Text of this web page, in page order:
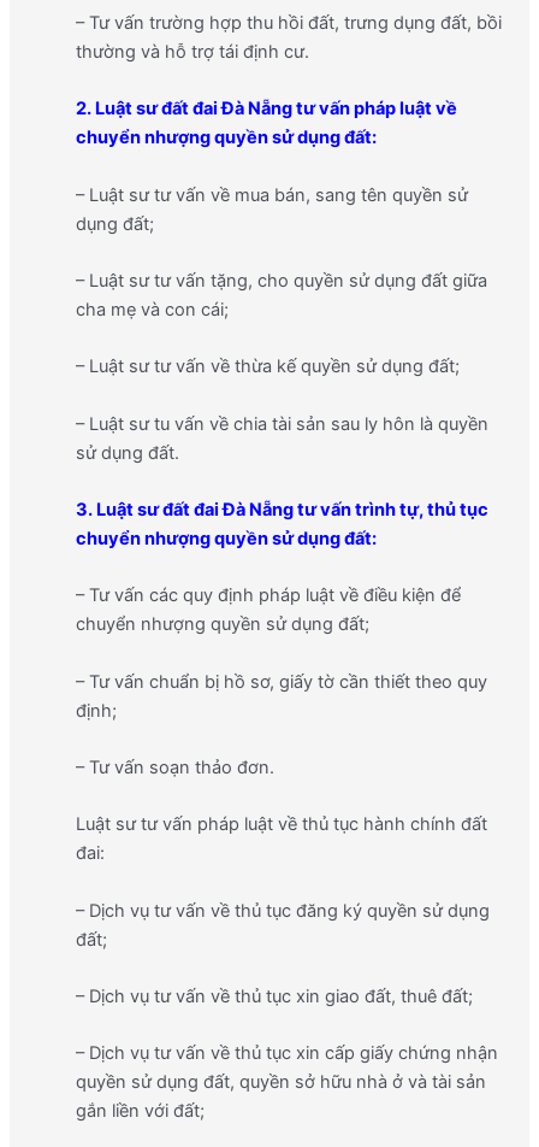
– Tư vấn trường hợp thu hồi đất, trưng dụng đất, bồi
thường và hỗ trợ tái định cư.
2. Luật sư đất đai Đà Nẵng tư vấn pháp luật về
chuyển nhượng quyền sử dụng đất:
– Luật sư tư vấn về mua bán, sang tên quyền sử
dụng đất;
– Luật sư tư vấn tặng, cho quyền sử dụng đất giữa
cha mẹ và con cái;
– Luật sư tư vấn về thừa kế quyền sử dụng đất;
– Luật sư tu vấn về chia tài sản sau ly hôn là quyền
sử dụng đất.
3. Luật sư đất đai Đà Nẵng tư vấn trình tự, thủ tục
chuyển nhượng quyền sử dụng đất:
– Tư vấn các quy định pháp luật về điều kiện để
chuyển nhượng quyền sử dụng đất;
– Tư vấn chuẩn bị hồ sơ, giấy tờ cần thiết theo quy
định;
– Tư vấn soạn thảo đơn.
Luật sư tư vấn pháp luật về thủ tục hành chính đất
đai:
– Dịch vụ tư vấn về thủ tục đăng ký quyền sử dụng
đất;
– Dịch vụ tư vấn về thủ tục xin giao đất, thuê đất;
– Dịch vụ tư vấn về thủ tục xin cấp giấy chứng nhận
quyền sử dụng đất, quyền sở hữu nhà ở và tài sản
gắn liền với đất;